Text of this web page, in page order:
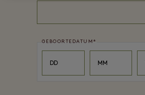
GEBOORTEDATUM*
Day
DD
Month
MM